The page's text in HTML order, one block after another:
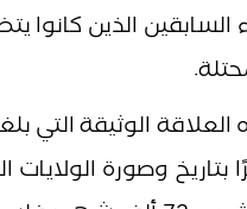
السابقين الذين كانوا
الوثيقة التي
بتاريخ وصورة